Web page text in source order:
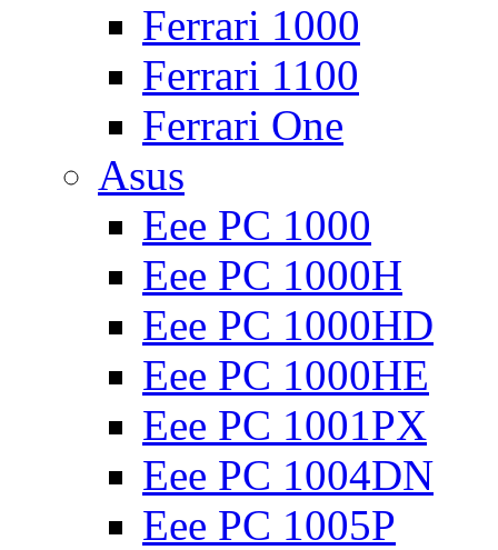
Ferrari 1000
Ferrari 1100
Ferrari One
Asus
Eee PC 1000
Eee PC 1000H
Eee PC 1000HD
Eee PC 1000HE
Eee PC 1001PX
Eee PC 1004DN
Eee PC 1005P